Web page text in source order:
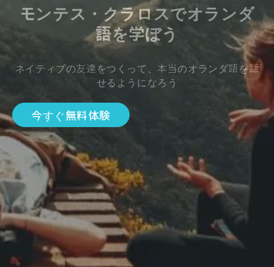
モンテス・クラロスでオランダ
語を学ぼう
ネイティブの友達をつくって、本当のオランダ語を話
せるようになろう
今すぐ無料体験